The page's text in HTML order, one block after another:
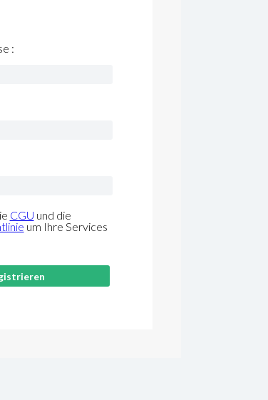
:
CGU und die
um Ihre Services